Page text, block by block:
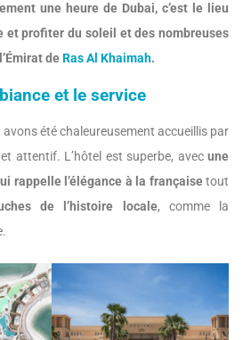
une heure de Dubai, c’est le lieu
et profiter du soleil et des nombreuses
deRas Al Khaimah.
et le service
avons été chaleureusement accueillis par
attentif. L’hôtel est superbe, avec une
rappelle l’élégance à la françaisetout
de l’histoire locale, comme la